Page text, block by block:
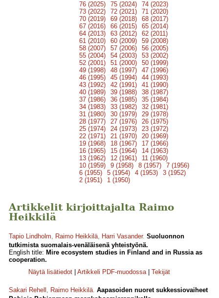
76 (2025) 75 (2024)
74 (2023)
73 (2022)
72 (2021)
71 (2020)
70 (2019)
69 (2018)
68 (2017)
67 (2016)
66 (2015)
65 (2014)
64 (2013)
63 (2012)
62 (2011)
61 (2010)
60 (2009)
59 (2008)
58 (2007)
57 (2006)
56 (2005)
55 (2004)
54 (2003)
53 (2002)
52 (2001)
51 (2000)
50 (1999)
49 (1998)
48 (1997)
47 (1996)
46 (1995)
45 (1994)
44 (1993)
43 (1992)
42 (1991)
41 (1990)
40 (1989)
39 (1988)
38 (1987)
37 (1986)
36 (1985)
35 (1984)
34 (1983)
33 (1982)
32 (1981)
31 (1980)
30 (1979)
29 (1978)
28 (1977)
27 (1976)
26 (1975)
25 (1974)
24 (1973)
23 (1972)
22 (1971)
21 (1970)
20 (1969)
19 (1968)
18 (1967)
17 (1966)
16 (1965)
15 (1964)
14 (1963)
13 (1962)
12 (1961)
11 (1960)
10 (1959)
9 (1958) 8 (1957)
7 (1956)
6 (1955)
5 (1954) 4 (1953)
3 (1952)
2 (1951)
1 (1950)
Artikkelit kirjoittajalta Raimo
Heikkilä
Tapio Lindholm, Raimo Heikkilä, Harri Vasander. Suoluonnon
tutkimista suomalais-venäläisenä yhteistyönä.
English title: Mire ecosystem studies in Finland and in Russia as
cooperation.
Näytä lisätiedot
Artikkeli PDF-muodossa| Tekijät
Sakari Rehell , Raimo Heikkilä. Aapasoiden nuoret sukkessiovaiheet